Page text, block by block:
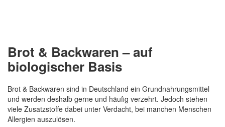
Quickview
Brot & Backwaren – auf
biologischer Basis
Brot & Backwaren sind in Deutschland ein Grundnahrungsmittel
und werden deshalb gerne und häufig verzehrt. Jedoch stehen
viele Zusatzstoffe dabei unter Verdacht, bei manchen Menschen
Allergien auszulösen.